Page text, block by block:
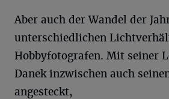
Aber auch der Wandel der
unterschiedlichen
Hobbyfotografen. Mit seiner
Danek inzwischen auch
angesteckt,